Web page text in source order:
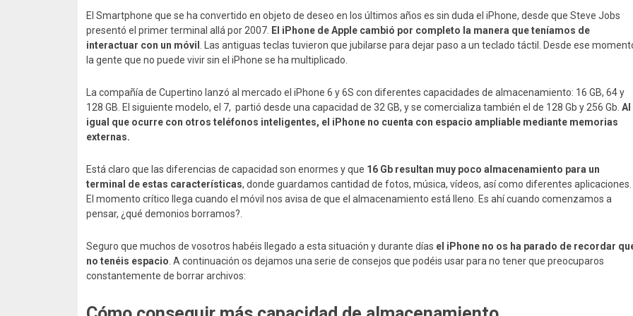
El Smartphone que se ha convertido en objeto de deseo en los últimos años es sin duda el iPhone, desde que Steve Jobs
presentó el primer terminal allá por 2007. El iPhone de Apple cambió por completo la manera que teníamos de
interactuar con un móvil
. Las antiguas teclas tuvieron que jubilarse para dejar paso a un teclado táctil. Desde ese
la gente que no puede vivir sin el iPhone se ha multiplicado.
La compañía de Cupertino lanzó al mercado el iPhone 6 y 6S con diferentes capacidades de almacenamiento: 16 GB, 64 y
128 GB. El siguiente modelo, el 7, partió desde una capacidad de 32 GB, y se comercializa también el de 128 Gb y 256 Gb. Al
igual que ocurre con otros teléfonos inteligentes, el iPhone no cuenta con espacio ampliable mediante memorias
externas.
Está claro que las diferencias de capacidad son enormes y que 16 Gb resultan muy poco almacenamiento para un
terminal de estas características, donde guardamos cantidad de fotos, música, vídeos, así como diferentes aplicaciones.
El momento crítico llega cuando el móvil nos avisa de que el almacenamiento está lleno. Es ahí cuando comenzamos a
pensar, ¿qué demonios borramos?.
Seguro que muchos de vosotros habéis llegado a esta situación y durante días el iPhone no os ha parado de recordar
no tenéis espacio . A continuación os dejamos una serie de consejos que podéis usar para no tener que preocuparos
constantemente de borrar archivos: